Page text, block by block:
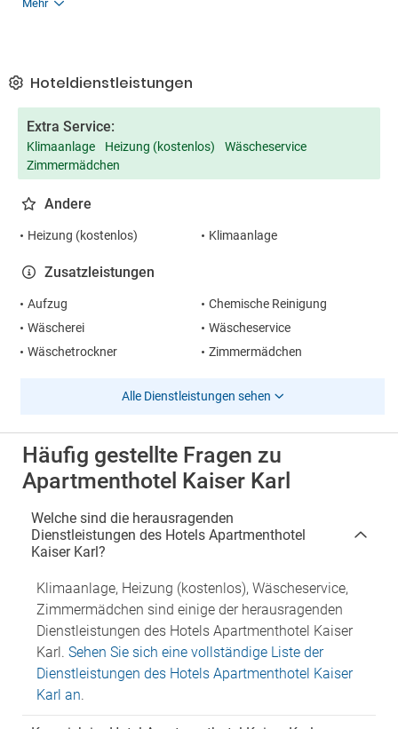
Mehr
Hoteldienstleistungen
Extra Service:
Klimaanlage Heizung (kostenlos)
Wäscheservice
Zimmermädchen
Andere
Heizung (kostenlos) Klimaanlage
Zusatzleistungen
Aufzug
Chemische Reinigung
Wäscherei
Wäscheservice
Wäschetrockner
Zimmermädchen
Alle Dienstleistungen sehen
Häufig gestellte Fragen zu
Apartmenthotel Kaiser Karl
Welche sind die herausragenden
Dienstleistungen des Hotels Apartmenthotel
Kaiser Karl?
Klimaanlage, Heizung (kostenlos), Wäscheservice,
Zimmermädchen sind einige der herausragenden
Dienstleistungen des Hotels Apartmenthotel Kaiser
Karl. Sehen Sie sich eine vollständige Liste der
Dienstleistungen des Hotels Apartmenthotel Kaiser
Karl an.